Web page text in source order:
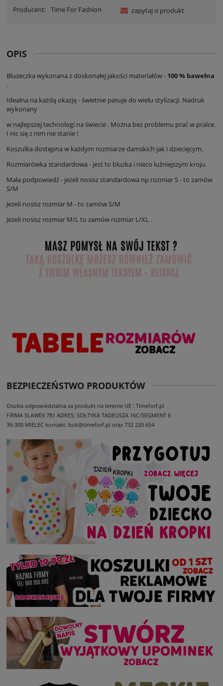
Producent: Time For Fashion zapytaj o produkt
OPIS
Bluzeczka wykonana z doskonałej jakości materiałów - 100 % bawełna
.
Idealna na każdą okazję - świetnie pasuje do wielu stylizacji. Nadruk
wykonany
w najlepszej technologi na świecie . Można bez problemu prać w pralce.
I nic się z nim nie stanie !
Koszulka dostępna w każdym rozmiarze damskich jak i dziecięcym.
Rozmiarówka standardowa - jest to bluzka i nieco luźniejszym kroju.
Mała podpowiedź - jeżeli nosisz standardowa np rozmiar S - to zamów
S/M
Jeżeli nosisz rozmiar M - to zamów S/M
Jeżeli nosisz rozmiar M/L to zamów rozmiar L/XL .
BEZPIECZEŃSTWO PRODUKTÓW
Osoba odpowiedzialna za produkt na terenie UE : Timeforf.pl
FIRMA SLAWEX 781 ADRES: SOŁTYKA TADEUSZA 16C/SEGMENT 6
39-300 MIELEC kontakt: bok@timeforf.pl oraz 732 220 654